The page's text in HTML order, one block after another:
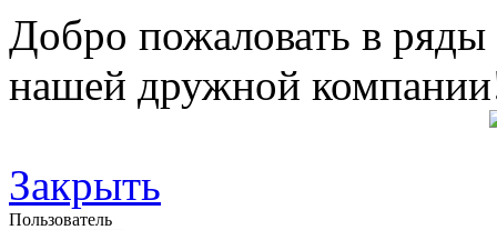
Добро пожаловать в ряды
нашей дружной
Закрыть
Пользователь